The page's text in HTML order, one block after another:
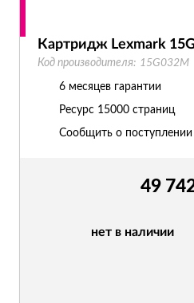
49
нет в наличии
Картридж Lexmark
Код производителя: 15G032M
6 месяцев гарантии
Ресурс 15000 страниц
Сообщить о поступлении